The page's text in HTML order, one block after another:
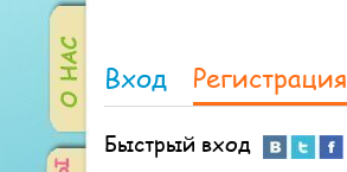
Вход Регистрация
Быстрый вход